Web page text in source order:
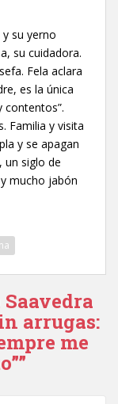
su yerno
su cuidadora.
Fela aclara
es la única
Familia y visita
y se apagan
un siglo de
mucho jabón
arrugas:
me